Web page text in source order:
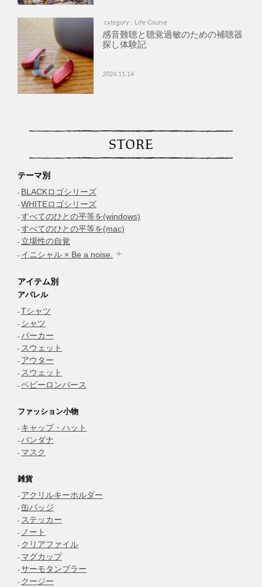
category : Life Course
感音難聴と聴覚過敏のための補聴器
探し体験記
2024.11.14
STORE
テーマ別
BLACKロゴシリーズ
WHITEロゴシリーズ
すべてのひとの平等を(windows)
すべてのひとの平等を(mac)
立場性の自覚
イニシャル × Be a noise.
アイテム別
アパレル
Tシャツ
シャツ
パーカー
スウェット
アウター
スウェット
ベビーロンパース
ファッション小物
キャップ・ハット
バンダナ
マスク
雑貨
アクリルキーホルダー
缶バッジ
ステッカー
ノート
クリアファイル
マグカップ
サーモタンブラー
クージー